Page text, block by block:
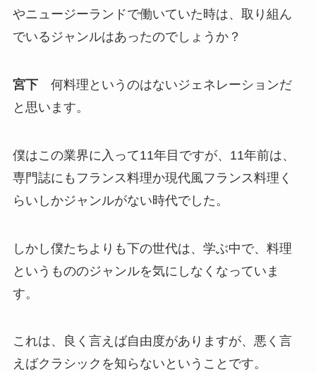
やニュージーランドで働いていた時は、取り組ん
でいるジャンルはあったのでしょうか？
宮下何料理というのはないジェネレーションだ
と思います。
僕はこの業界に入って11年目ですが、11年前は、
専門誌にもフランス料理か現代風フランス料理く
らいしかジャンルがない時代でした。
しかし僕たちよりも下の世代は、学ぶ中で、料理
というもののジャンルを気にしなくなっていま
す。
これは、良く言えば自由度がありますが、悪く言
えばクラシックを知らないということです。